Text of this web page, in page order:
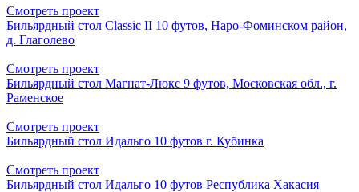
Смотреть проект
Бильярдный стол Classic II 10 футов, Наро-Фоминском район,
д. Глаголево
Смотреть проект
Бильярдный стол Магнат-Люкс 9 футов, Московская обл., г.
Раменское
Смотреть проект
Бильярдный стол Идальго 10 футов г. Кубинка
Смотреть проект
Бильярдный стол Идальго 10 футов Республика Хакасия